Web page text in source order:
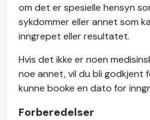
om det er spesielle hensyn
sykdommer eller annet som
inngrepet eller resultatet.
Hvis det ikke er noen
noe annet, vil du bli godkjent
kunne booke en dato for
Forberedelser